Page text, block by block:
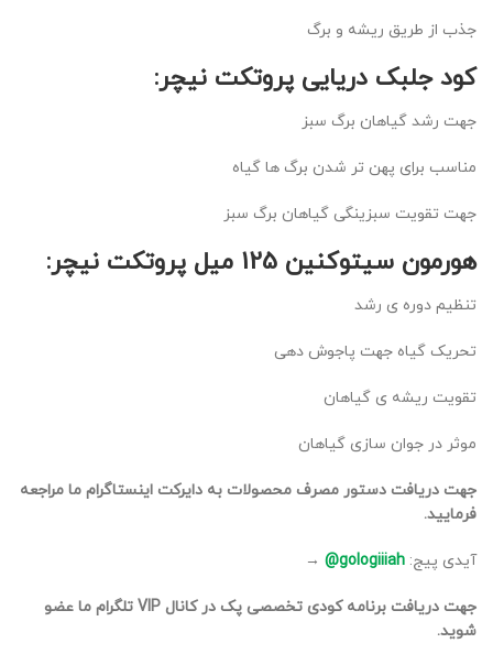
جذب از طریق ریشه و برگ
کود جلبک دریایی پروتکت نیچر:
جهت رشد گیاهان برگ سبز
مناسب برای پهن تر شدن برگ ها گیاه
جهت تقویت سبزینگی گیاهان برگ سبز
هورمون سیتوکنین 125 میل پروتکت نیچر:
تنظیم دوره ی رشد
تحریک گیاه جهت پاجوش دهی
تقویت ریشه ی گیاهان
موثر در جوان سازی گیاهان
جهت دریافت دستور مصرف محصولات به دایرکت اینستاگرام ما مراجعه
فرمایید.
آیدی پیج: gologiiiah@
→
جهت دریافت برنامه کودی تخصصی پک در کانال VIP تلگرام ما عضو
شوید.